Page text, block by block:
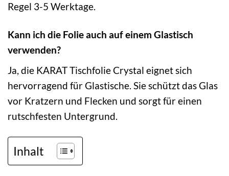
Regel 3-5 Werktage.
Kann ich die Folie auch auf einem Glastisch
verwenden?
Ja, die KARAT Tischfolie Crystal eignet sich
hervorragend für Glastische. Sie schützt das Glas
vor Kratzern und Flecken und sorgt für einen
rutschfesten Untergrund.
Inhalt